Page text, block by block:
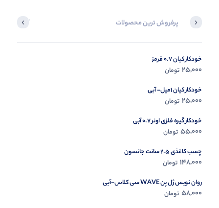
پرفروش ترین محصولات آخرین
خودکار کیان 0.7 قرمز
25,000 تومان
خودکار کیان 1میل- آبی
25,000 تومان
خودکار گیره فلزی اونر 0.7 آبی
55,000 تومان
چسب کاغذی 2.5 سانت جانسون
148,000 تومان
روان نویس ژل پن WAVE سی کلاس-آبی
58,000 تومان